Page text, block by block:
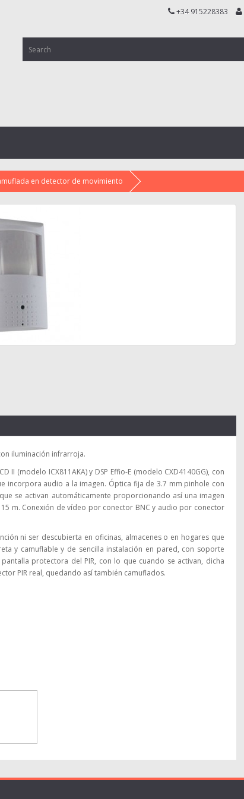
+34 915228383
en detector de movimiento
iluminación infrarroja.
(modelo ICX811AKA) y DSP Effio-E (modelo CXD4140GG), con
incorpora audio a la imagen. Óptica fija de 3.7 mm pinhole con
se activan automáticamente proporcionando así una imagen
m. Conexión de vídeo por conector BNC y audio por conector
ni ser descubierta en oficinas, almacenes o en hogares que
y camuflable y de sencilla instalación en pared, con soporte
protectora del PIR, con lo que cuando se activan, dicha
PIR real, quedando así también camuflados.